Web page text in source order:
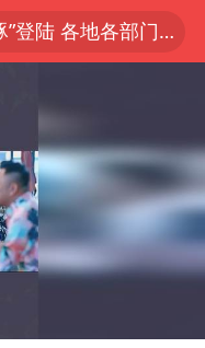
台风“白海豚”登陆 各地各部门全力应对
HSE限时降价
我国发现稀散金属独立新矿物——乌斯河锗矿
办公
存款利率
《披荆斩棘》